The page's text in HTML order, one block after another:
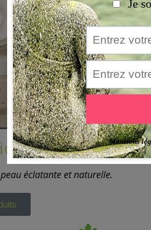
éclatante et naturelle.